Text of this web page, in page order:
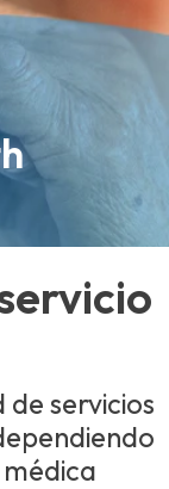
servicios